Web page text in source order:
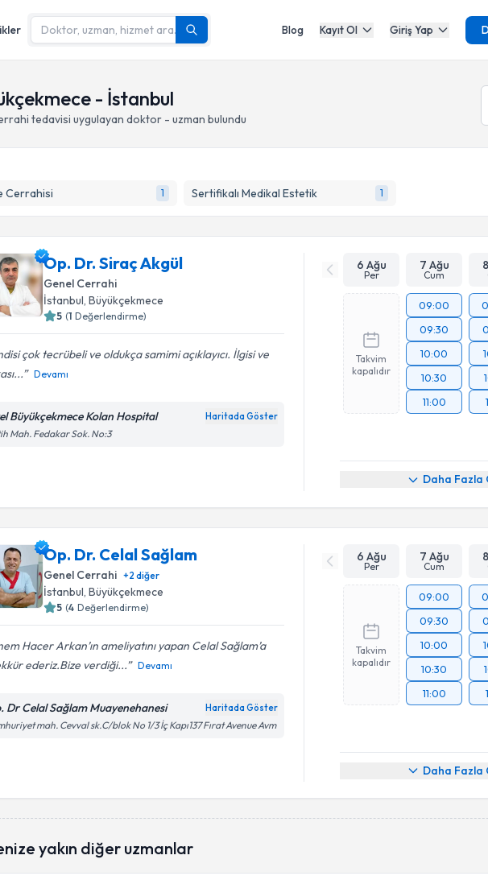
Blog Kayıt Ol Giriş Yap
- İstanbul
tedavisi uygulayan doktor - uzman bulundu
Cerrahisi 1 Sertifikalı Medikal Estetik 1
Op. Dr. Siraç Akgül
Genel Cerrahi
İstanbul, Büyükçekmece
5 (1 Değerlendirme)
çok tecrübeli ve oldukça samimi açıklayıcı. İlgisi ve
Devamı
Büyükçekmece Kolan Hospital Haritada Göster
Mah. Fedakar Sok. No:3
6 Ağu
Per
7 Ağu
Cum
Takvim
kapalıdır
09:00
09:30
10:00
10:30
11:00
Daha Fazla
Op. Dr. Celal Sağlam
Genel Cerrahi +2 diğer
İstanbul , Büyükçekmece
5 (4 Değerlendirme)
Hacer Arkan’ın ameliyatını yapan Celal Sağlam’a
ederiz.Bize verdiği...
Devamı
Dr Celal Sağlam Muayenehanesi Haritada Göster
mah. Cevval sk.C/blok No 1/3 İç Kapı137 Fırat Avenue Avm
6 Ağu
Per
7 Ağu
Cum
Takvim
kapalıdır
09:00
09:30
10:00
10:30
11:00
Daha Fazla
yakın diğer uzmanlar